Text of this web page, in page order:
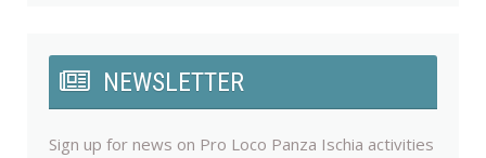
NEWSLETTER
Sign up for news on Pro Loco Panza Ischia activities